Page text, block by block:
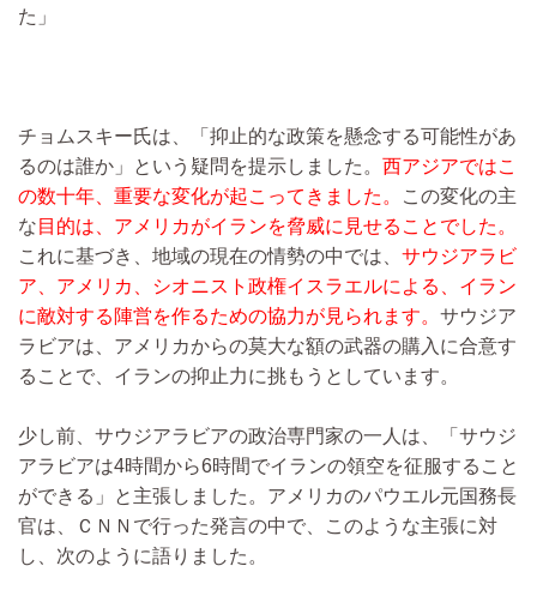
た」
チョムスキー氏は、「抑止的な政策を懸念する可能性があ
るのは誰か」という疑問を提示しました。 西アジアではこ
の数十年、重要な変化が起こってきました。
この変化の主
な 目的は、アメリカがイランを脅威に見せることでした。
これに基づき、地域の現在の情勢の中では、 サウジアラビ
ア、アメリカ、シオニスト政権イスラエルによる、イラン
に敵対する陣営を作るための協力が見られます。 サウジア
ラビアは、アメリカからの莫大な額の武器の購入に合意す
ることで、イランの抑止力に挑もうとしています。
少し前、サウジアラビアの政治専門家の一人は、「サウジ
アラビアは4時間から6時間でイランの領空を征服すること
ができる」と主張しました。アメリカのパウエル元国務長
官は、ＣＮＮで行った発言の中で、このような主張に対
し、次のように語りました。